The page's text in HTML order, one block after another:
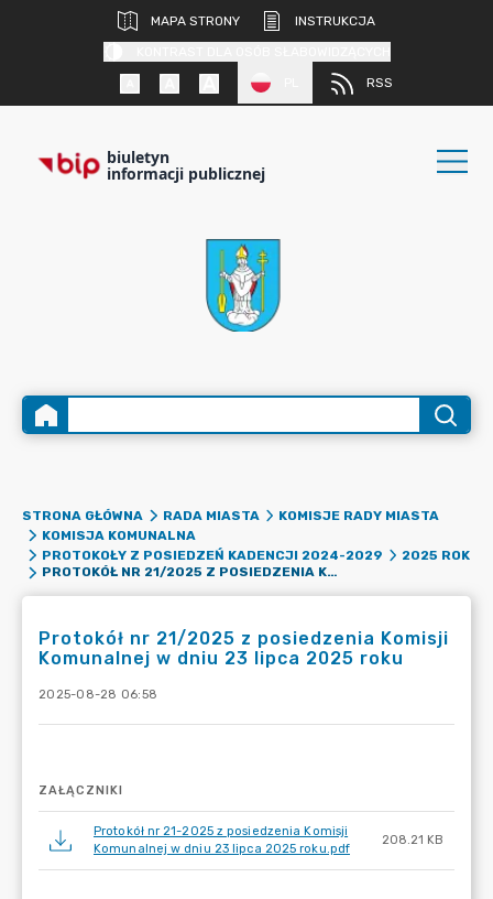
MAPA STRONY
INSTRUKCJA
RSS
biuletyn
informacji publicznej
STRONA GŁÓWNA RADA MIASTA
KOMISJE RADY MIASTA
KOMISJA KOMUNALNA
PROTOKOŁY Z POSIEDZEŃ KADENCJI 2024-2029
2025 ROK
PROTOKÓŁ NR 21/2025 Z POSIEDZENIA KOMISJI KOMUNALNEJ W DNIU 23 LIPCA 2025 ROKU
Protokół nr 21/2025 z posiedzenia Komisji
Komunalnej w dniu 23 lipca 2025 roku
2025-08-28 06:58
ZAŁĄCZNIKI
Protokół nr 21-2025 z posiedzenia Komisji
Komunalnej w dniu 23 lipca 2025 roku.pdf
208.21 KB